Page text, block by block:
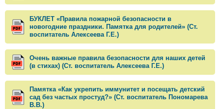
БУКЛЕТ «Правила пожарной безопасности в
новогодние праздники. Памятка для родителей» (Ст.
воспитатель Алексеева Г.Е.)
Очень важные правила безопасности для наших детей
(в стихах) (Ст. воспитатель Алексеева Г.Е.)
Памятка «Как укрепить иммунитет и посещать детский
сад без частых простуд?» (Ст. воспитатель Пономарева
В.В.)